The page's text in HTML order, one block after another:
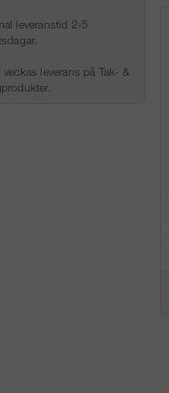
leveranstid 2-5
veckas leverans på Tak- &